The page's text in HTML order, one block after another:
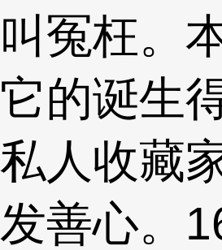
叫冤枉。
它的诞生
私人收藏
发善心。